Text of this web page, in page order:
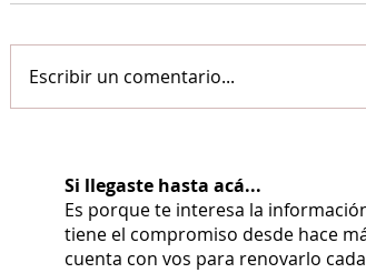
Escribir un comentario...
Si llegaste hasta acá...
Es porque te interesa la
tiene el compromiso desde hace
cuenta con vos para renovarlo